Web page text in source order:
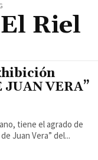
Riel
VERA”
tiene el agrado de
Juan Vera” del...